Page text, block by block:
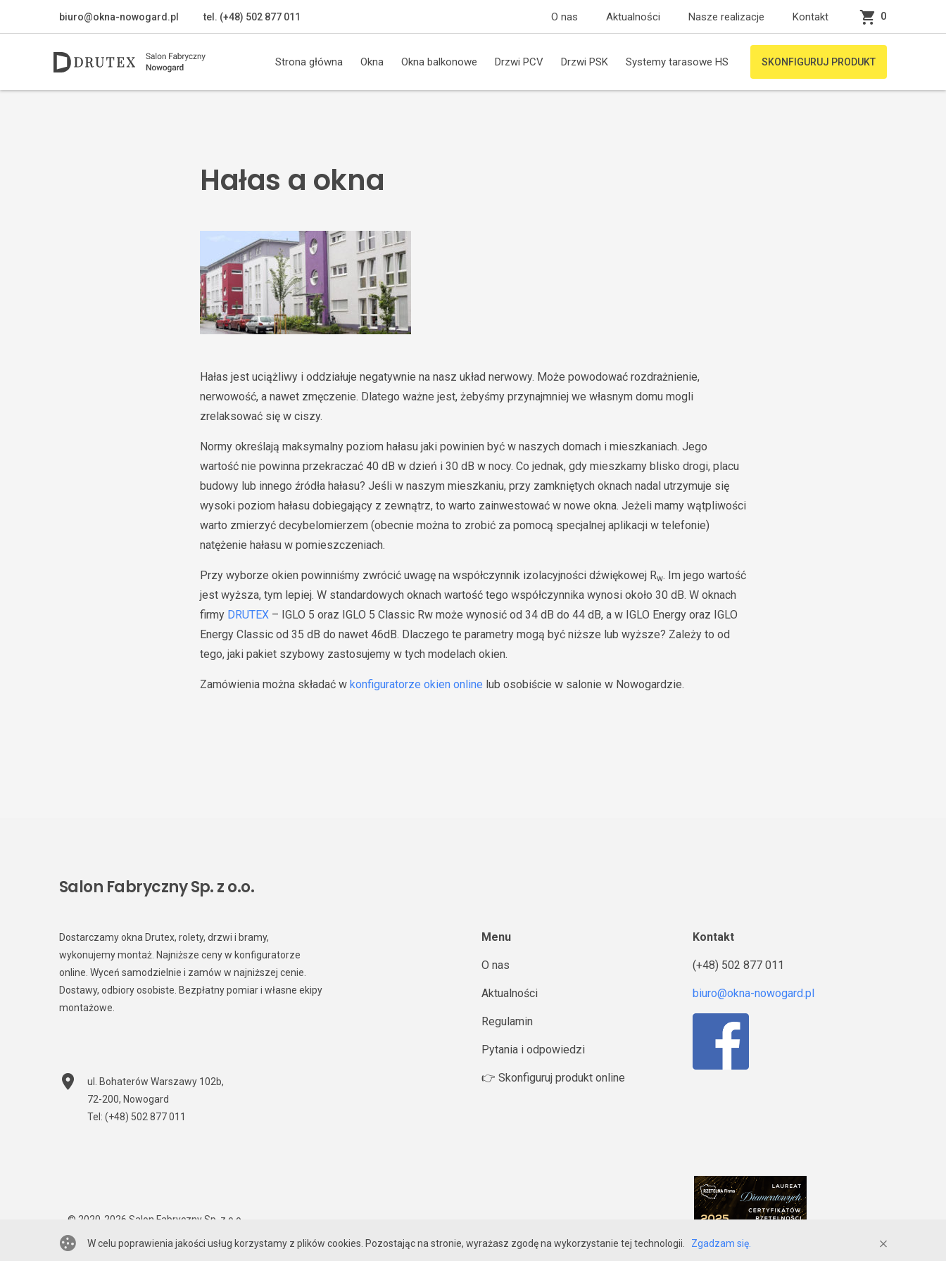
biuro@okna-nowogard.pl tel. (+48) 502 877 011 O nas Aktualności Nasze realizacje Kontakt 0
Strona główna Okna Okna balkonowe Drzwi PCV Drzwi PSK Systemy tarasowe HS SKONFIGURUJ PRODUKT
Hałas a okna
Hałas jest uciążliwy i oddziałuje negatywnie na nasz układ nerwowy. Może powodować rozdrażnienie,
nerwowość, a nawet zmęczenie. Dlatego ważne jest, żebyśmy przynajmniej we własnym domu mogli
zrelaksować się w ciszy.
Normy określają maksymalny poziom hałasu jaki powinien być w naszych domach i mieszkaniach. Jego
wartość nie powinna przekraczać 40 dB w dzień i 30 dB w nocy. Co jednak, gdy mieszkamy blisko drogi, placu
budowy lub innego źródła hałasu? Jeśli w naszym mieszkaniu, przy zamkniętych oknach nadal utrzymuje się
wysoki poziom hałasu dobiegający z zewnątrz, to warto zainwestować w nowe okna. Jeżeli mamy wątpliwości
warto zmierzyć decybelomierzem (obecnie można to zrobić za pomocą specjalnej aplikacji w telefonie)
natężenie hałasu w pomieszczeniach.
Przy wyborze okien powinniśmy zwrócić uwagę na współczynnik izolacyjności dźwiękowej Rw. Im jego wartość
jest wyższa, tym lepiej. W standardowych oknach wartość tego współczynnika wynosi około 30 dB. W oknach
firmy DRUTEX – IGLO 5 oraz IGLO 5 Classic Rw może wynosić od 34 dB do 44 dB, a w IGLO Energy oraz IGLO
Energy Classic od 35 dB do nawet 46dB. Dlaczego te parametry mogą być niższe lub wyższe? Zależy to od
tego, jaki pakiet szybowy zastosujemy w tych modelach okien.
Zamówienia można składać w konfiguratorze okien online lub osobiście w salonie w Nowogardzie.
Salon Fabryczny Sp. z o.o.
Dostarczamy okna Drutex, rolety, drzwi i bramy,
wykonujemy montaż. Najniższe ceny w konfiguratorze
online. Wyceń samodzielnie i zamów w najniższej cenie.
Dostawy, odbiory osobiste. Bezpłatny pomiar i własne ekipy
montażowe.
ul. Bohaterów Warszawy 102b,
72-200, Nowogard
Tel: (+48) 502 877 011
Menu
O nas
Aktualności
Regulamin
Pytania i odpowiedzi
👉 Skonfiguruj produkt online
Kontakt
(+48) 502 877 011
© 2020-2026 Salon Fabryczny Sp. z o.o.
W celu poprawienia jakości usług korzystamy z plików cookies. Pozostając na stronie, wyrażasz zgodę na wykorzystanie tej technologii. Zgadzam się.